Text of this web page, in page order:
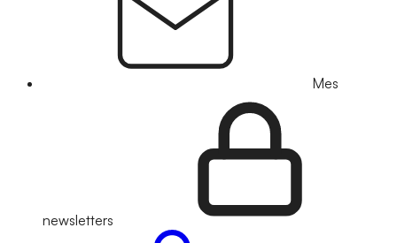
Mes
newsletters